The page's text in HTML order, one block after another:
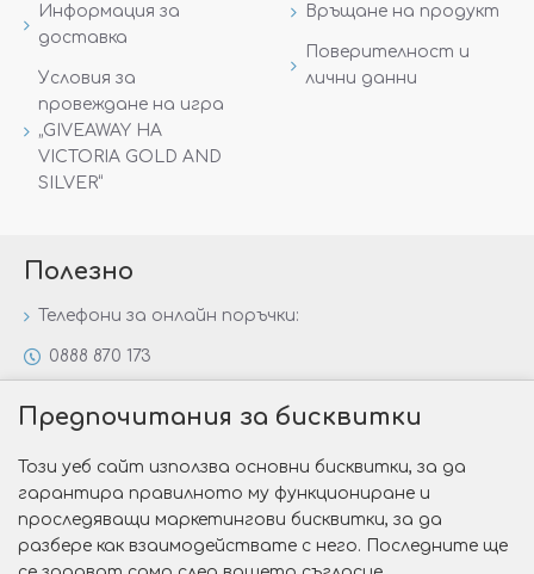
Информация за
доставка
Условия за
провеждане на игра
„GIVEAWAY НА
VICTORIA GOLD AND
SILVER“
Връщане на продукт
Поверителност и
лични данни
Полезно
Телефони за онлайн поръчки:
0888 870 173
Специални предложения
Защо да изберете Victoria Gold&Silver?
Как да изберем годежен пръстен?
Предпочитания за бисквитки
Този уеб сайт използва основни бисквитки, за да
гарантира правилното му функциониране и
проследяващи маркетингови бисквитки, за да
разбере как взаимодействате с него. Последните ще